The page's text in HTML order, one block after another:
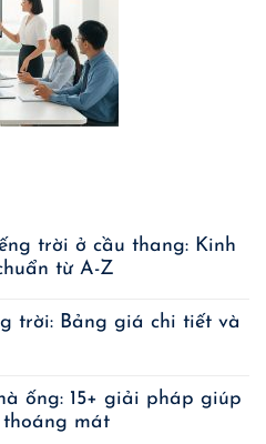
trời ở cầu thang: Kinh
từ A-Z
trời: Bảng giá chi tiết và
ống: 15+ giải pháp giúp
mát